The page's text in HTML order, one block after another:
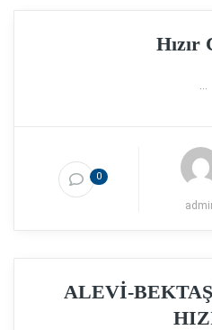
Hızır
...
0
ALEVİ-